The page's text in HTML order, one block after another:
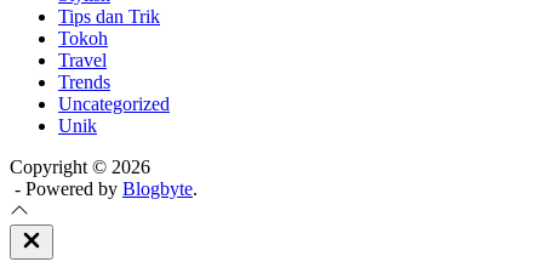
Tips dan Trik
Tokoh
Travel
Trends
Uncategorized
Unik
Copyright © 2026
- Powered by Blogbyte.
Close
Off